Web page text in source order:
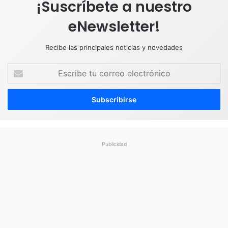
¡Suscríbete a nuestro
eNewsletter!
Recibe las principales noticias y novedades
c
i
Publicidad